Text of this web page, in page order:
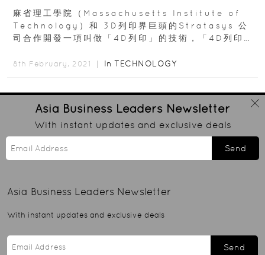
麻省理工學院（Massachusetts Institute of
Technology）和 3D列印界巨頭的Stratasys 公
司合作開發一項叫做「4D列印」的技術，「4D列印」
8th February, 2021 ｜ In TECHNOLOGY
Asia Business Leaders Newsletter
With instant updates and exclusive deals
Send
Asia Business Leaders Newsletter
With instant updates and exclusive deals
Send